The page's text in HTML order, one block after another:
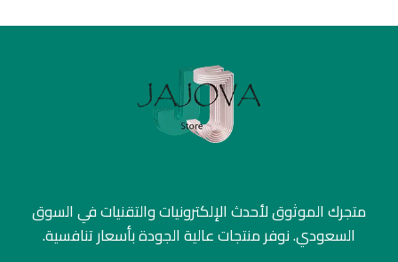
متجرك الموثوق لأحدث الإلكترونيات والتقنيات في السوق
السعودي. نوفر منتجات عالية الجودة بأسعار تنافسية.